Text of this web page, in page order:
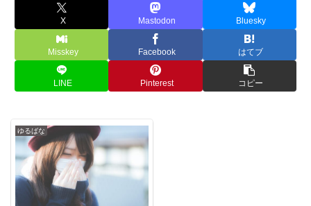
X Mastodon Bluesky
Misskey Facebook はてブ
LINE Pinterest コピー
ゆるばな